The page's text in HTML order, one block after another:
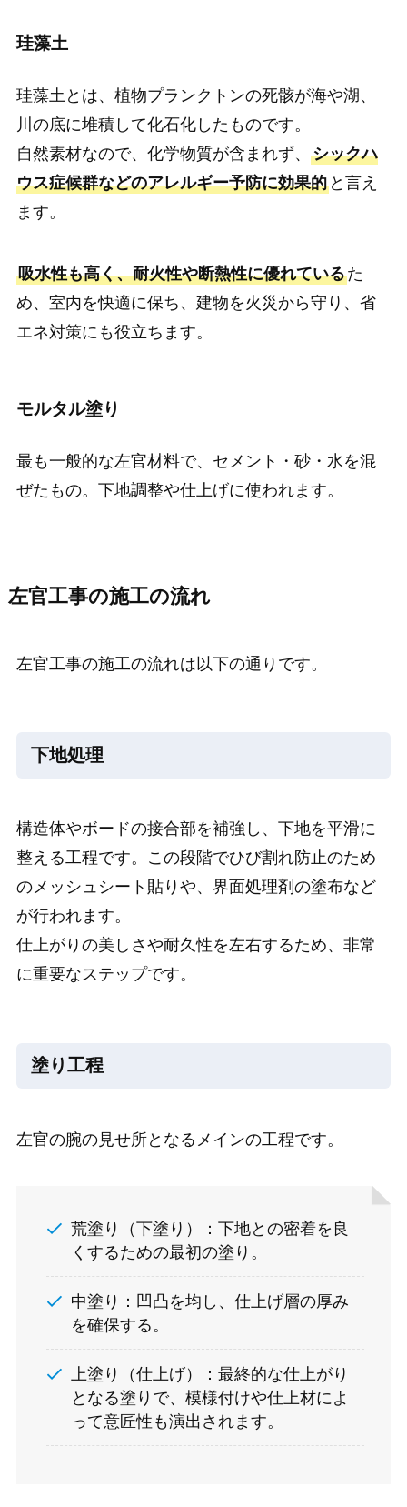
珪藻土
珪藻土とは、植物プランクトンの死骸が海や湖、
川の底に堆積して化石化したものです。
自然素材なので、化学物質が含まれず、 シックハ
ウス症候群などのアレルギー予防に効果的と言え
ます。
吸水性も高く、耐火性や断熱性に優れているた
め、室内を快適に保ち、建物を火災から守り、省
エネ対策にも役立ちます。
モルタル塗り
最も一般的な左官材料で、セメント・砂・水を混
ぜたもの。下地調整や仕上げに使われます。
左官工事の施工の流れ
左官工事の施工の流れは以下の通りです。
下地処理
構造体やボードの接合部を補強し、下地を平滑に
整える工程です。この段階でひび割れ防止のため
のメッシュシート貼りや、界面処理剤の塗布など
が行われます。
仕上がりの美しさや耐久性を左右するため、非常
に重要なステップです。
塗り工程
左官の腕の見せ所となるメインの工程です。
荒塗り（下塗り）：下地との密着を良
くするための最初の塗り。
中塗り：凹凸を均し、仕上げ層の厚み
を確保する。
上塗り（仕上げ）：最終的な仕上がり
となる塗りで、模様付けや仕上材によ
って意匠性も演出されます。